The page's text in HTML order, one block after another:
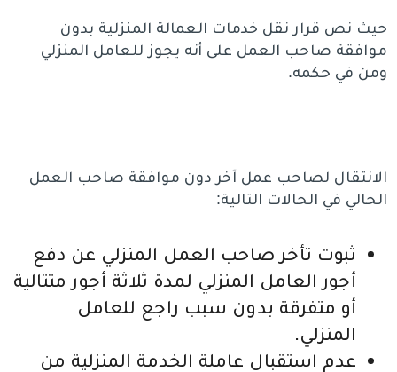
حيث نص قرار نقل خدمات العمالة المنزلية بدون
موافقة صاحب العمل على أنه يجوز للعامل المنزلي
ومن في حكمه.
الانتقال لصاحب عمل آخر دون موافقة صاحب العمل
الحالي في الحالات التالية:
ثبوت تأخر صاحب العمل المنزلي عن دفع
أجور العامل المنزلي لمدة ثلاثة أجور متتالية
أو متفرقة بدون سبب راجع للعامل
المنزلي.
عدم استقبال عاملة الخدمة المنزلية من